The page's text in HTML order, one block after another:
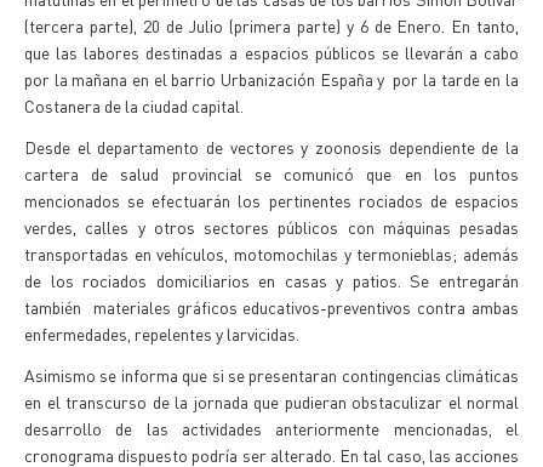
(tercera parte), 20 de Julio (primera parte) y 6 de Enero. En tanto,
que las labores destinadas a espacios públicos se llevarán a cabo
por la mañana en el barrio Urbanización España y por la tarde en la
Costanera de la ciudad capital.
Desde el departamento de vectores y zoonosis dependiente de la
cartera de salud provincial se comunicó que en los puntos
mencionados se efectuarán los pertinentes rociados de espacios
verdes, calles y otros sectores públicos con máquinas pesadas
transportadas en vehículos, motomochilas y termonieblas; además
de los rociados domiciliarios en casas y patios. Se entregarán
también materiales gráficos educativos-preventivos contra ambas
enfermedades, repelentes y larvicidas.
Asimismo se informa que si se presentaran contingencias climáticas
en el transcurso de la jornada que pudieran obstaculizar el normal
desarrollo de las actividades anteriormente mencionadas, el
cronograma dispuesto podría ser alterado. En tal caso, las acciones